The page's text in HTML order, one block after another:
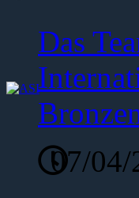
Das
07/04/